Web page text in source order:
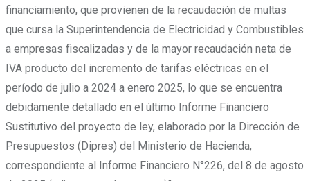
financiamiento, que provienen de la recaudación de multas
que cursa la Superintendencia de Electricidad y Combustibles
a empresas fiscalizadas y de la mayor recaudación neta de
IVA producto del incremento de tarifas eléctricas en el
período de julio a 2024 a enero 2025, lo que se encuentra
debidamente detallado en el último Informe Financiero
Sustitutivo del proyecto de ley, elaborado por la Dirección de
Presupuestos (Dipres) del Ministerio de Hacienda,
correspondiente al Informe Financiero N°226, del 8 de agosto